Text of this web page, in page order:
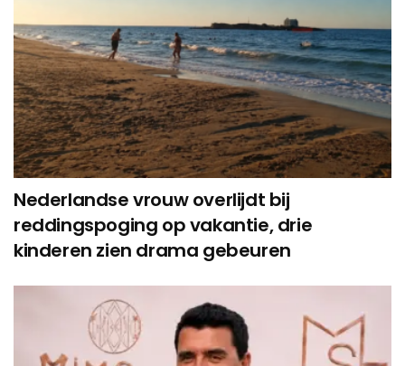
Nederlandse vrouw overlijdt bij
reddingspoging op vakantie, drie
kinderen zien drama gebeuren